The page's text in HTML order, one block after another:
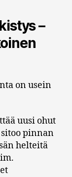
–
on usein
uusi ohut
sitoo pinnan
helteitä